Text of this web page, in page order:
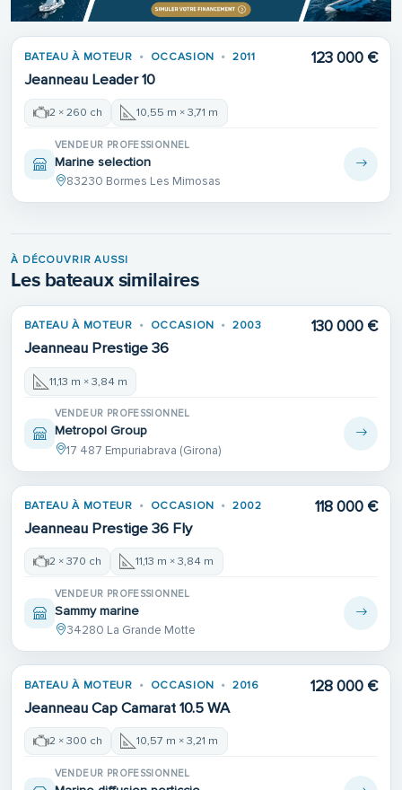
BATEAU À MOTEUR OCCASION 2011
Jeanneau Leader 10
123 000 €
2 × 260 ch 10,55 m × 3,71 m
VENDEUR PROFESSIONNEL
Marine selection
83230 Bormes Les Mimosas
À DÉCOUVRIR AUSSI
Les bateaux similaires
BATEAU À MOTEUR OCCASION 2003
Jeanneau Prestige 36
130 000 €
11,13 m × 3,84 m
VENDEUR PROFESSIONNEL
Metropol Group
17 487 Empuriabrava (Girona)
BATEAU À MOTEUR OCCASION 2002
Jeanneau Prestige 36 Fly
118 000 €
2 × 370 ch 11,13 m × 3,84 m
VENDEUR PROFESSIONNEL
Sammy marine
34280 La Grande Motte
BATEAU À MOTEUR OCCASION 2016
Jeanneau Cap Camarat 10.5 WA
128 000 €
2 × 300 ch 10,57 m × 3,21 m
VENDEUR PROFESSIONNEL